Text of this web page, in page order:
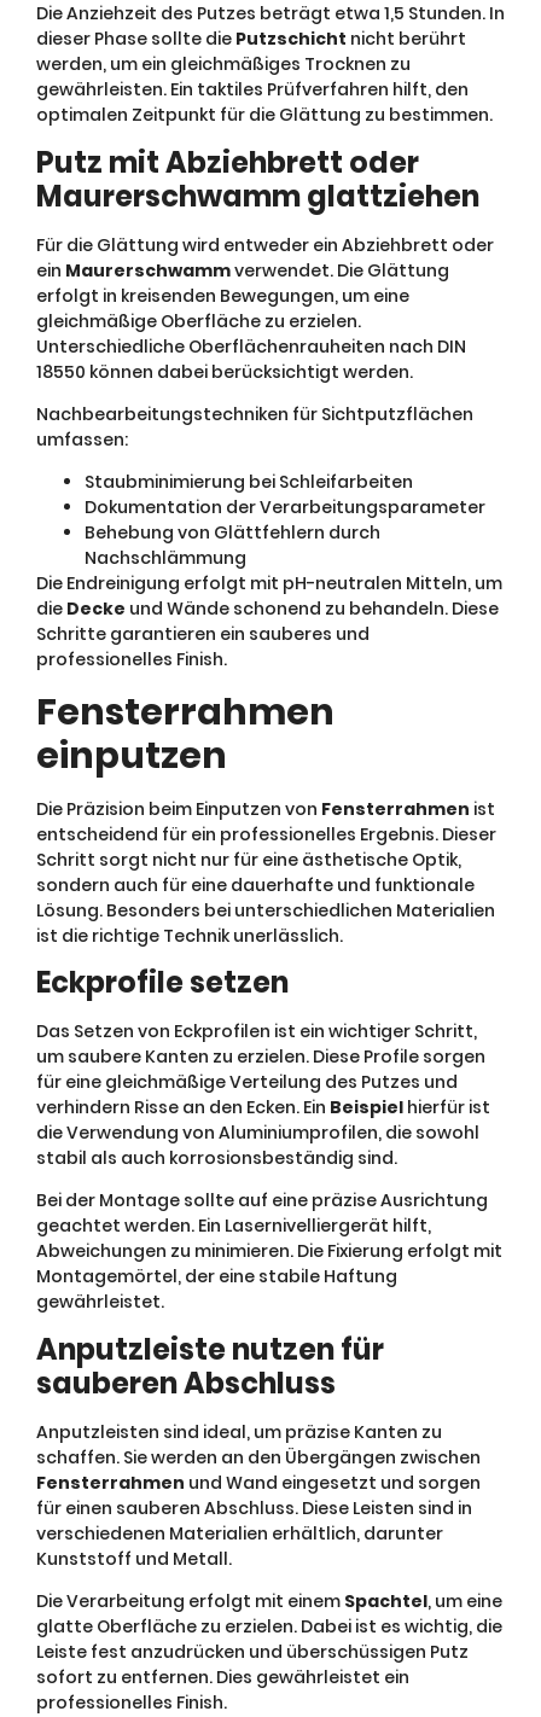
Die Anziehzeit des Putzes beträgt etwa 1,5 Stunden. In
dieser Phase sollte die Putzschicht nicht berührt
werden, um ein gleichmäßiges Trocknen zu
gewährleisten. Ein taktiles Prüfverfahren hilft, den
optimalen Zeitpunkt für die Glättung zu bestimmen.
Putz mit Abziehbrett oder
Maurerschwamm glattziehen
Für die Glättung wird entweder ein Abziehbrett oder
ein Maurerschwammverwendet. Die Glättung
erfolgt in kreisenden Bewegungen, um eine
gleichmäßige Oberfläche zu erzielen.
Unterschiedliche Oberflächenrauheiten nach DIN
18550 können dabei berücksichtigt werden.
Nachbearbeitungstechniken für Sichtputzflächen
umfassen:
Staubminimierung bei Schleifarbeiten
Dokumentation der Verarbeitungsparameter
Behebung von Glättfehlern durch
Nachschlämmung
Die Endreinigung erfolgt mit pH-neutralen Mitteln, um
die Decke und Wände schonend zu behandeln. Diese
Schritte garantieren ein sauberes und
professionelles Finish.
Fensterrahmen
einputzen
Die Präzision beim Einputzen von Fensterrahmen ist
entscheidend für ein professionelles Ergebnis. Dieser
Schritt sorgt nicht nur für eine ästhetische Optik,
sondern auch für eine dauerhafte und funktionale
Lösung. Besonders bei unterschiedlichen Materialien
ist die richtige Technik unerlässlich.
Eckprofile setzen
Das Setzen von Eckprofilen ist ein wichtiger Schritt,
um saubere Kanten zu erzielen. Diese Profile sorgen
für eine gleichmäßige Verteilung des Putzes und
verhindern Risse an den Ecken. Ein Beispiel hierfür ist
die Verwendung von Aluminiumprofilen, die sowohl
stabil als auch korrosionsbeständig sind.
Bei der Montage sollte auf eine präzise Ausrichtung
geachtet werden. Ein Lasernivelliergerät hilft,
Abweichungen zu minimieren. Die Fixierung erfolgt mit
Montagemörtel, der eine stabile Haftung
gewährleistet.
Anputzleiste nutzen für
sauberen Abschluss
Anputzleisten sind ideal, um präzise Kanten zu
schaffen. Sie werden an den Übergängen zwischen
Fensterrahmen und Wand eingesetzt und sorgen
für einen sauberen Abschluss. Diese Leisten sind in
verschiedenen Materialien erhältlich, darunter
Kunststoff und Metall.
Die Verarbeitung erfolgt mit einem Spachtel, um eine
glatte Oberfläche zu erzielen. Dabei ist es wichtig, die
Leiste fest anzudrücken und überschüssigen Putz
sofort zu entfernen. Dies gewährleistet ein
professionelles Finish.